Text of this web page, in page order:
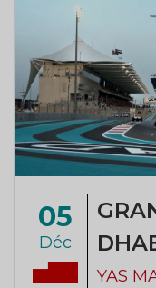
05
Déc
YAS